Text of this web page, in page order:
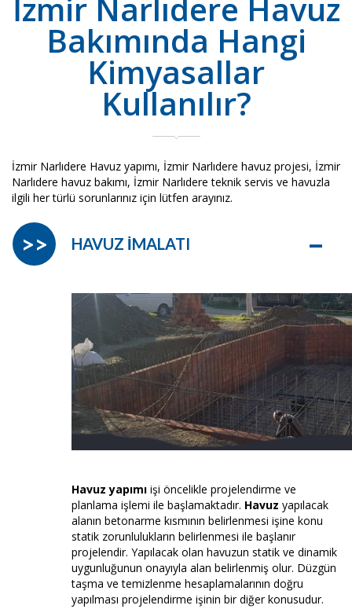
İzmir Narlıdere Havuz
Bakımında Hangi
Kimyasallar
Kullanılır?
İzmir Narlıdere Havuz yapımı, İzmir Narlıdere havuz projesi, İzmir
Narlıdere havuz bakımı, İzmir Narlıdere teknik servis ve havuzla
ilgili her türlü sorunlarınız için lütfen arayınız.
HAVUZ İMALATI –
>>
Havuz yapımı işi öncelikle projelendirme ve
planlama işlemi ile başlamaktadır. Havuz yapılacak
alanın betonarme kısmının belirlenmesi işine konu
statik zorunlulukların belirlenmesi ile başlanır
projelendir. Yapılacak olan havuzun statik ve dinamik
uygunluğunun onayıyla alan belirlenmiş olur. Düzgün
taşma ve temizlenme hesaplamalarının doğru
yapılması projelendirme işinin bir diğer konusudur.